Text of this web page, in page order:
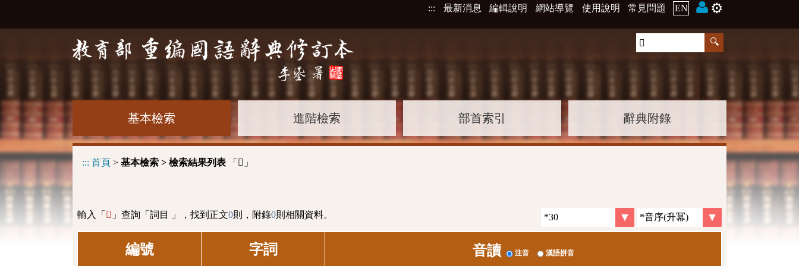
::: 最新消息 編輯說明 網站導覽 使用說明 常見問題 EN ⚙️
基本檢索 進階檢索 部首索引 辭典附錄
::: 首頁 > 基本檢索 > 檢索結果列表 「 」
輸入「 」查詢「詞目 」，找到正文0則，附錄0則相關資料。
編號 字詞 音讀 注音 漢語拼音